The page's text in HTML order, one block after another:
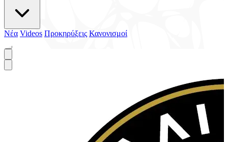
Νέα Videos Προκηρύξεις Κανονισμοί